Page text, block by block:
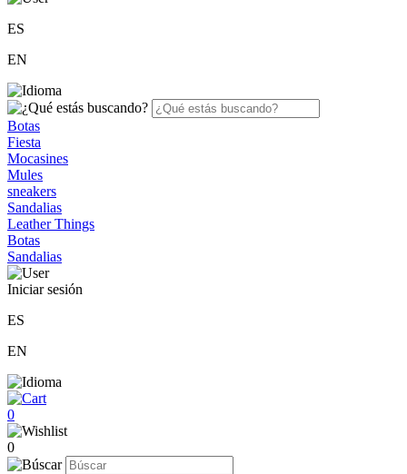
ES
EN
Botas
Fiesta
Mocasines
Mules
sneakers
Sandalias
Leather Things
Botas
Sandalias
Iniciar sesión
ES
EN
0
0